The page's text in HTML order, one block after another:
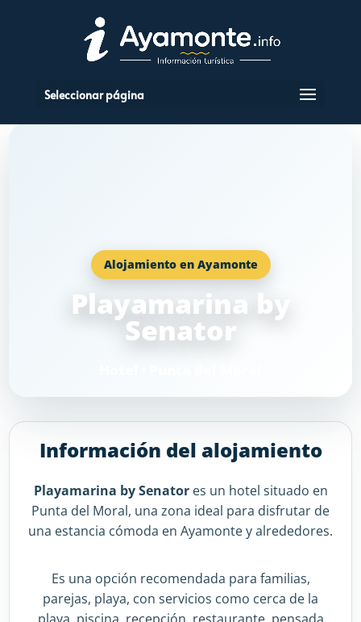
Seleccionar página
Alojamiento en Ayamonte
Playamarina by
Senator
Información del alojamiento
Playamarina by Senatores un hotel situado en
Punta del Moral, una zona ideal para disfrutar de
una estancia cómoda en Ayamonte y alrededores.
Es una opción recomendada para familias,
parejas, playa, con servicios como cerca de la